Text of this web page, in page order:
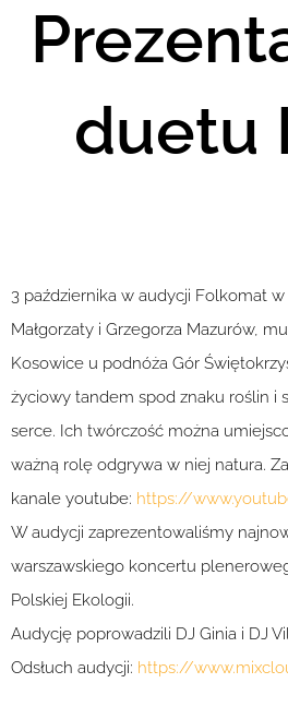
duetu
3 października w audycji Folkomat
Małgorzaty i Grzegorza Mazurów,
Kosowice u podnóża Gór
życiowy tandem spod znaku roślin i
serce. Ich twórczość można
ważną rolę odgrywa w niej natura.
kanale youtube: https://
W audycji zaprezentowaliśmy
warszawskiego koncertu
Polskiej Ekologii.
Audycję poprowadzili DJ Ginia i DJ
Odsłuch audycji: https://